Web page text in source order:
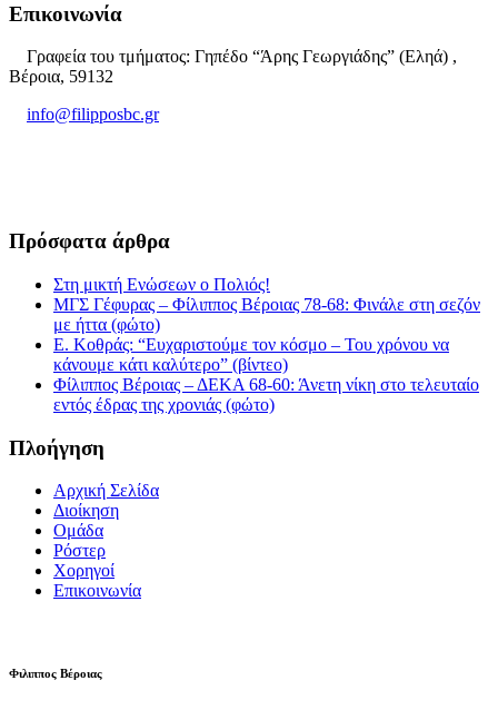
Επικοινωνία
Γραφεία του τμήματος: Γηπέδο “Άρης Γεωργιάδης” (Εληά) ,
Βέροια, 59132
info@filipposbc.gr
Πρόσφατα άρθρα
Στη μικτή Ενώσεων ο Πολιός!
ΜΓΣ Γέφυρας – Φίλιππος Βέροιας 78-68: Φινάλε στη σεζόν
με ήττα (φώτο)
Ε. Κοθράς: “Ευχαριστούμε τον κόσμο – Του χρόνου να
κάνουμε κάτι καλύτερο” (βίντεο)
Φίλιππος Βέροιας – ΔΕΚΑ 68-60: Άνετη νίκη στο τελευταίο
εντός έδρας της χρονιάς (φώτο)
Πλοήγηση
Αρχική Σελίδα
Διοίκηση
Ομάδα
Ρόστερ
Χορηγοί
Επικοινωνία
Φιλιππος Βέροιας